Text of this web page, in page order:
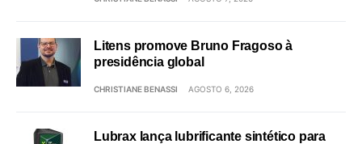
Litens promove Bruno Fragoso à
presidência global
CHRISTIANE BENASSI AGOSTO 6, 2026
Lubrax lança lubrificante sintético para